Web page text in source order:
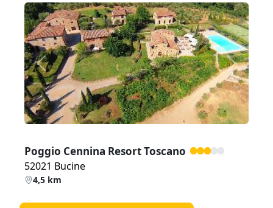
Zurück Weiter
Poggio Cennina Resort Toscano
52021 Bucine
4,5 km